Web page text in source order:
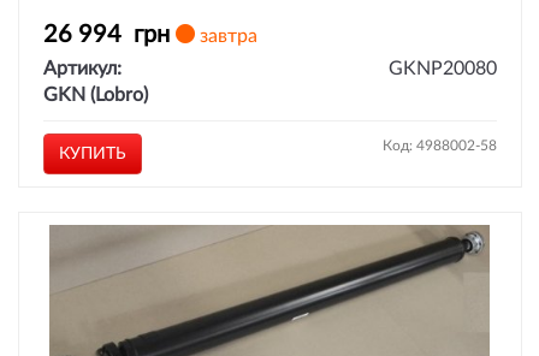
26 994 грн
завтра
Артикул:
GKNP20080
GKN (Lobro)
КУПИТЬ Код: 4988002-58